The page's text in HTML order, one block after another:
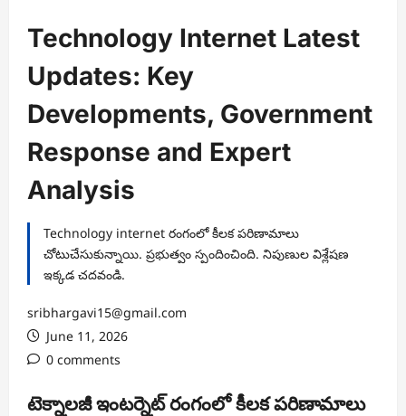
Technology Internet Latest
Updates: Key
Developments, Government
Response and Expert
Analysis
Technology internet రంగంలో కీలక పరిణామాలు
చోటుచేసుకున్నాయి. ప్రభుత్వం స్పందించింది. నిపుణుల విశ్లేషణ
ఇక్కడ చదవండి.
sribhargavi15@gmail.com
June 11, 2026
0 comments
టెక్నాలజీ ఇంటర్నెట్ రంగంలో కీలక పరిణామాలు